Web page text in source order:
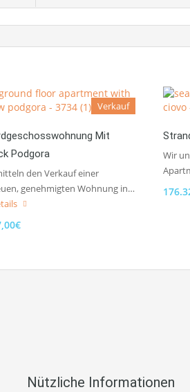
Verkauf
Mit
Podgora
den Verkauf einer
genehmigten Wohnung in…
Wir
Nützliche Informationen